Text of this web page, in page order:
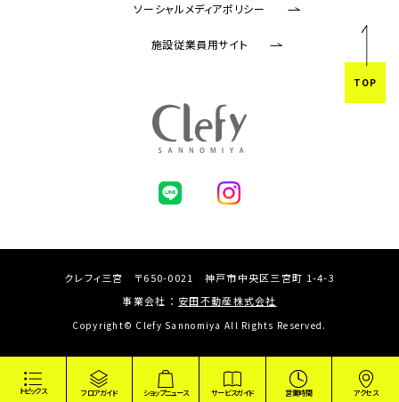
ソーシャルメディアポリシー
施設従業員用サイト
TOP
クレフィ三宮 〒650-0021 神戸市中央区三宮町 1-4-3
事業会社 ： 安田不動産株式会社
Copyright© Clefy Sannomiya All Rights Reserved.
トピックス フロアガイド ショップニュース サービスガイド 営業時間 アクセス